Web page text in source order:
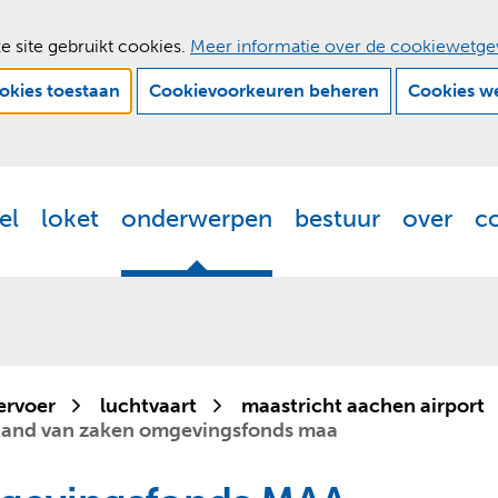
site gebruikt cookies. Meer informatie over de
toestaan Cookievoorkeuren beheren
Cookies
de
loket onderwerpen bestuur over
luchtvaart
maastricht aachen airport
van zaken omgevingsfonds maa